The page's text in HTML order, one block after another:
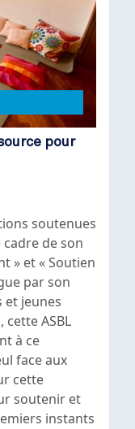
pour
soutenues
cadre de son
» et « Soutien
par son
et jeunes
cette ASBL
à ce
face aux
cette
soutenir et
instants